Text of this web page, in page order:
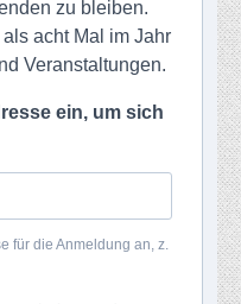
zu bleiben.
acht Mal im Jahr
Veranstaltungen.
ein, um sich
für die Anmeldung an, z.